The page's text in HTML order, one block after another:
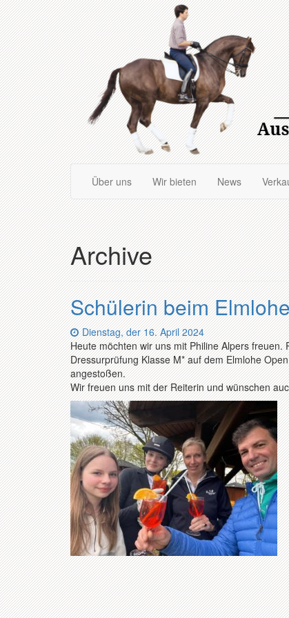
Zum
Hauptinhalt
springen
Über uns Wir bieten News
Archive
Schülerin beim
Datum:
Dienstag, der 16. April 2024
Heute möchten wir uns mit Philine Alpers freuen.
Dressurprüfung Klasse M* auf dem Elmlohe
angestoßen.
Wir freuen uns mit der Reiterin und wünschen